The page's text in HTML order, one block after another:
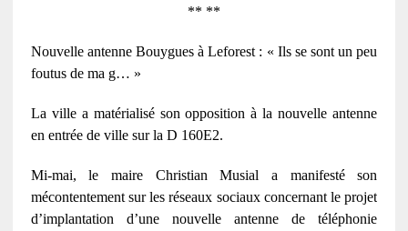
** **
Nouvelle antenne Bouygues à Leforest : « Ils se sont un peu
foutus de ma g… »
La ville a matérialisé son opposition à la nouvelle antenne
en entrée de ville sur la D 160E2.
Mi-mai, le maire Christian Musial a manifesté son
mécontentement sur les réseaux sociaux concernant le projet
d’implantation d’une nouvelle antenne de téléphonie